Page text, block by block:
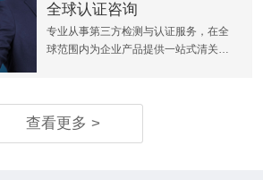
全球认证咨询
专业从事第三方检测与认证服务，在全
球范围内为企业产品提供一站式清关解
查看更多 >